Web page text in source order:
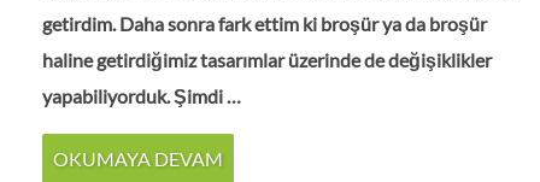
getirdim. Daha sonra fark ettim ki broşür ya da broşür
haline getirdiğimiz tasarımlar üzerinde de değişiklikler
yapabiliyorduk. Şimdi …
OKUMAYA DEVAM